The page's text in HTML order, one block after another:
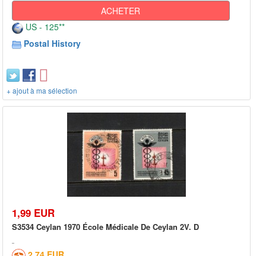
ACHETER
US - 125**
Postal History
+ ajout à ma sélection
1,99 EUR
S3534 Ceylan 1970 École Médicale De Ceylan 2V. D